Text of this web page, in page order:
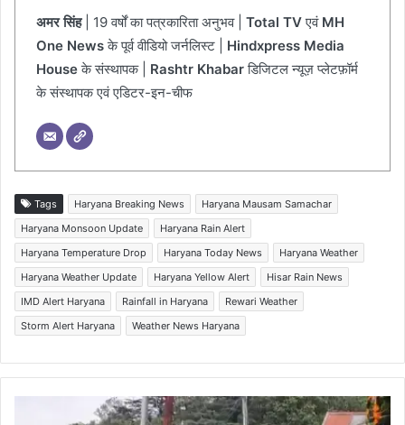
अमर सिंह| 19 वर्षों का पत्रकारिता अनुभव | Total TVएवं MH
One Newsके पूर्व वीडियो जर्नलिस्ट | Hindxpress Media
Houseके संस्थापक | Rashtr Khabarडिजिटल न्यूज़ प्लेटफ़ॉर्म
के संस्थापक एवं एडिटर-इन-चीफ
Tags Haryana Breaking News
Haryana Mausam Samachar
Haryana Monsoon Update
Haryana Rain Alert
Haryana Temperature Drop
Haryana Today News
Haryana Weather
Haryana Weather Update
Haryana Yellow Alert
Hisar Rain News
IMD Alert Haryana
Rainfall in Haryana
Rewari Weather
Storm Alert Haryana
Weather News Haryana